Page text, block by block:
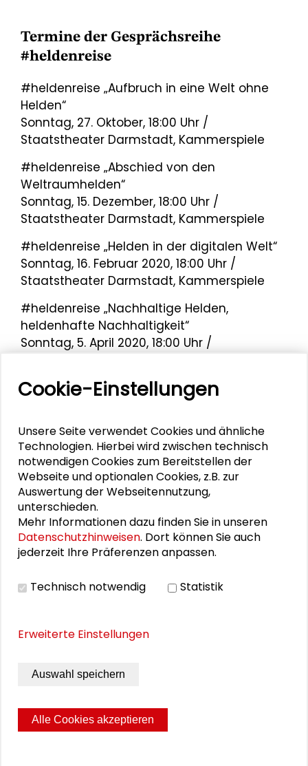
Termine der Gesprächsreihe
#heldenreise
#heldenreise „Aufbruch in eine Welt ohne
Helden“
Sonntag, 27. Oktober, 18:00 Uhr /
Staatstheater Darmstadt, Kammerspiele
#heldenreise „Abschied von den
Weltraumhelden“
Sonntag, 15. Dezember, 18:00 Uhr /
Staatstheater Darmstadt, Kammerspiele
#heldenreise „Helden in der digitalen Welt“
Sonntag, 16. Februar 2020, 18:00 Uhr /
Staatstheater Darmstadt, Kammerspiele
#heldenreise „Nachhaltige Helden,
heldenhafte Nachhaltigkeit“
Sonntag, 5. April 2020, 18:00 Uhr /
Aktuelle
Veranstaltungen
11. Internationale Waldkunstkonferenz
"Demokratischer Wald"
Zusammen mehr erreichen – Zukunftsbündnis im
Schader-Festival 2026
25. Runder Tisch Wissenschaftsstadt Darmstadt
Cookie-Einstellungen
Unsere Seite verwendet Cookies und ähnliche
Technologien. Hierbei wird zwischen technisch
notwendigen Cookies zum Bereitstellen der
Webseite und optionalen Cookies, z.B. zur
Auswertung der Webseitennutzung,
unterschieden.
Mehr Informationen dazu finden Sie in unseren
Datenschutzhinweisen. Dort können Sie auch
jederzeit Ihre Präferenzen anpassen.
Technisch notwendig Statistik
Erweiterte Einstellungen
Auswahl speichern
Alle Cookies akzeptieren